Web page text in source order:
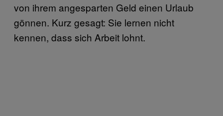
von ihrem angesparten Geld einen Urlaub
gönnen. Kurz gesagt: Sie lernen nicht
kennen, dass sich Arbeit lohnt.